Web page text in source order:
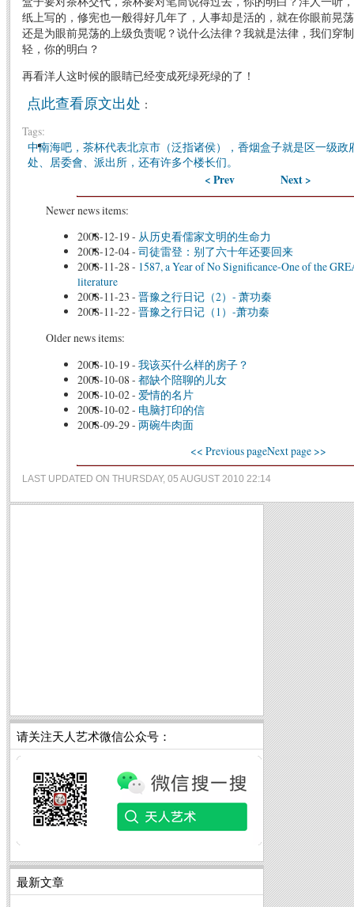
纸上写的，修宪也一般得好几年了，人事却是活的，就在你眼前晃
还是为眼前晃荡的上级负责呢？说什么法律？我就是法律，我们穿
轻，你的明白？
再看洋人这时候的眼睛已经变成死绿死绿的了！
点此查看原文出处 ：
Tags:
中南海吧，茶杯代表北京市（泛指诸侯），香烟盒子就是区一级政
处、居委會、派出所，还有许多个楼长们。
< Prev Next >
Newer news items:
2008-12-19- 从历史看儒家文明的生命力
2008-12-04- 司徒雷登：别了六十年还要回来
2008-11-28 - 1587, a Year of No Significance-One of the
literature
2008-11-23 - 晋豫之行日记（2）- 萧功秦
2008-11-22- 晋豫之行日记（1）-萧功秦
Older news items:
2008-10-19- 我该买什么样的房子？
2008-10-08 - 都缺个陪聊的儿女
2008-10-02- 爱情的名片
2008-10-02- 电脑打印的信
2008-09-29- 两碗牛肉面
<< Previous pageNext page >>
LAST UPDATED ON THURSDAY, 05 AUGUST 2010 22:14
请关注天人艺术微信公众号：
最新文章